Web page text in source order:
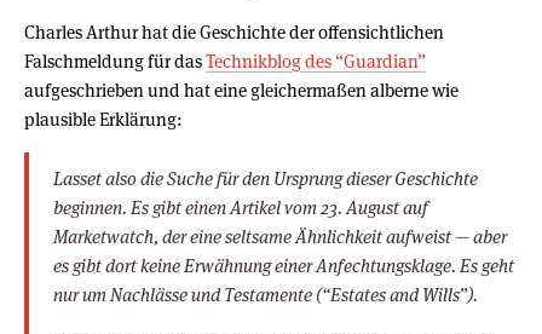
Charles Arthur hat die Geschichte der offensichtlichen
Falschmeldung für dasTechnikblog des “Guardian”
aufgeschrieben und hat eine gleichermaßen alberne wie
plausible Erklärung:
Lasset also die Suche für den Ursprung dieser Geschichte
beginnen. Es gibt einen Artikel vom 23. August auf
Marketwatch, der eine seltsame Ähnlichkeit aufweist — aber
es gibt dort keine Erwähnung einer Anfechtungsklage. Es geht
nur um Nachlässe und Testamente (“Estates and Wills”).